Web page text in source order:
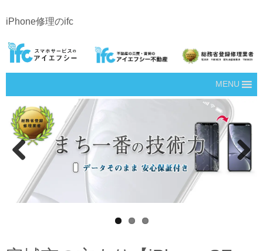
iPhone修理のifc
MENU
Next